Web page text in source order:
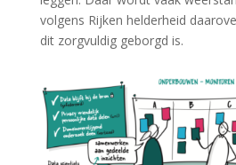
volgens Rijken helderheid
dit zorgvuldig geborgd is.